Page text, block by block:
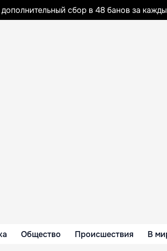
сбор в 48 банов за
Общество Происшествия В